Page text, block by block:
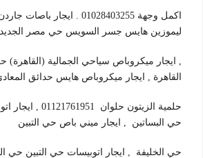
اكمل وجهة 01028403255 . ايجار
ليموزين هايس جسر السويس حي مصر
, ايجار ميكروباص سياحي الجمالية (القاهرة)
القاهرة , ايجار ميكروباص هايس حدائق
حلمية الزيتون
حي البساتين , ايجار ميني باص حي التبين
حي الخليفة , ايجار اتوبيسات حي التبين حي